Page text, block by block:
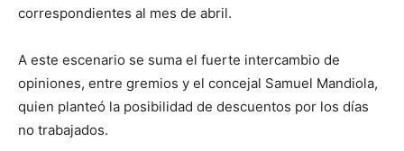
correspondientes al mes de abril.
A este escenario se suma el fuerte intercambio de
opiniones, entre gremios y el concejal Samuel Mandiola,
quien planteó la posibilidad de descuentos por los días
no trabajados.